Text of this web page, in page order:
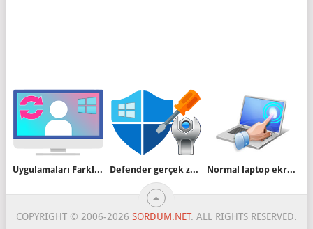
Uygulamaları Farklı Kullanıcı Olarak Çalıştırın Defender gerçek zamanlı koruma ayarı nasıl kapatılır Normal laptop ekranınızı Dokunmatik ekrana çevirin
COPYRIGHT © 2006-2026 SORDUM.NET. ALL RIGHTS RESERVED.